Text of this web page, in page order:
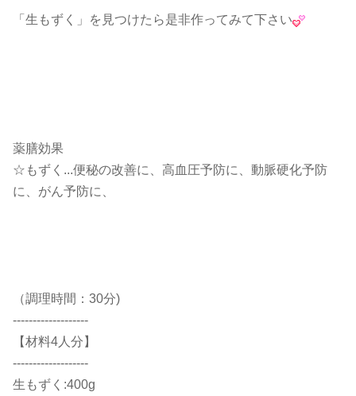
「生もずく」を見つけたら是非作ってみて下さい
薬膳効果
☆もずく...便秘の改善に、高血圧予防に、動脈硬化予防
に、がん予防に、
（調理時間：30分)
-------------------
【材料4人分】
-------------------
生もずく:400g